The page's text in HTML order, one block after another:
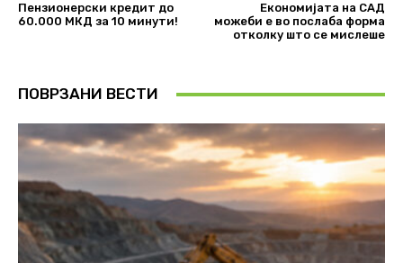
Пензионерски кредит до
60.000 МКД за 10 минути!
Економијата на САД
можеби е во послаба форма
отколку што се мислеше
ПОВРЗАНИ ВЕСТИ